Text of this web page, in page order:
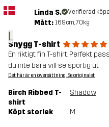
L
Linda S. Verifierad
Mått: 169cm, 70kg
Snygg T-shirt
En riktigt fin T-shirt. Perfekt
du inte bara vill se sportig ut
Det här är en översättning. Se originalet
Birch Ribbed T-
shirt
Shadow
Köpt storlek M